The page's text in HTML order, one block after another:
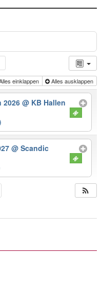
einklappen Alles ausklappen
2026@ KB Hallen
@ Scandic